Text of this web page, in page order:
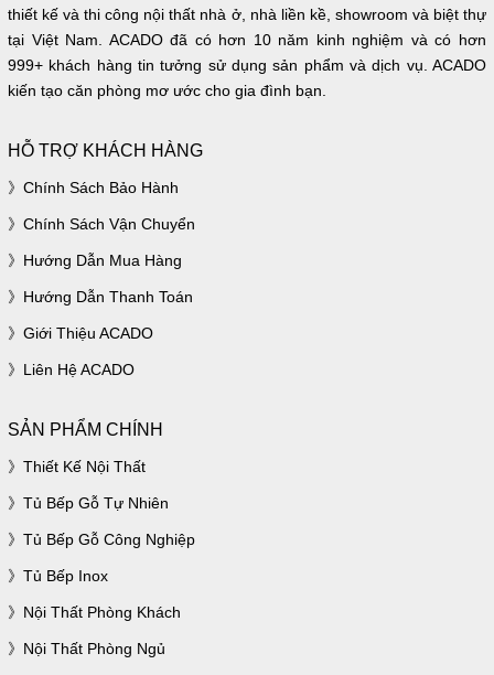
thiết kế và thi công nội thất nhà ở, nhà liền kề, showroom và biệt thự
tại Việt Nam. ACADO đã có hơn 10 năm kinh nghiệm và có hơn
999+ khách hàng tin tưởng sử dụng sản phẩm và dịch vụ. ACADO
kiến tạo căn phòng mơ ước cho gia đình bạn.
HỖ TRỢ KHÁCH HÀNG
Chính Sách Bảo Hành
Chính Sách Vận Chuyển
Hướng Dẫn Mua Hàng
Hướng Dẫn Thanh Toán
Giới Thiệu ACADO
Liên Hệ ACADO
SẢN PHẨM CHÍNH
Thiết Kế Nội Thất
Tủ Bếp Gỗ Tự Nhiên
Tủ Bếp Gỗ Công Nghiệp
Tủ Bếp Inox
Nội Thất Phòng Khách
Nội Thất Phòng Ngủ